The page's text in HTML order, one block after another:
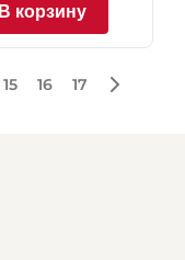
В корзину
15 16 17